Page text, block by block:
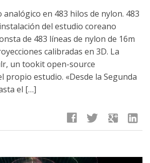
analógico en 483 hilos de nylon. 483
del estudio coreano
de 483 líneas de nylon de 16m
calibradas en 3D. La
un tookit open-source
propio estudio. «Desde la Segunda
el […]
facebook twitter google linkedin